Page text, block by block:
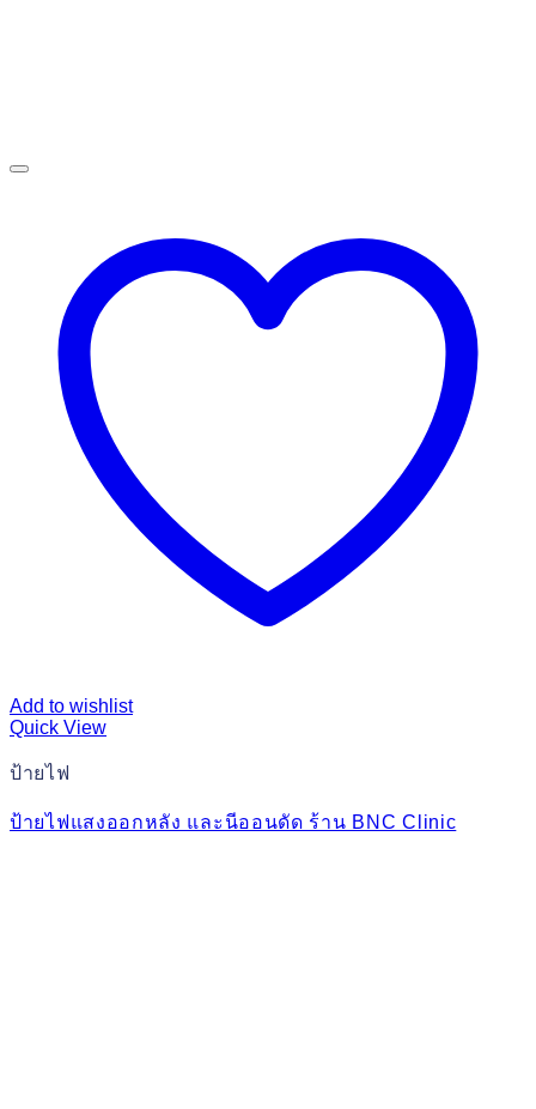
Add to wishlist
Quick View
ป้ายไฟ
ป้ายไฟแสงออกหลัง และนีออนดัด ร้าน BNC Clinic